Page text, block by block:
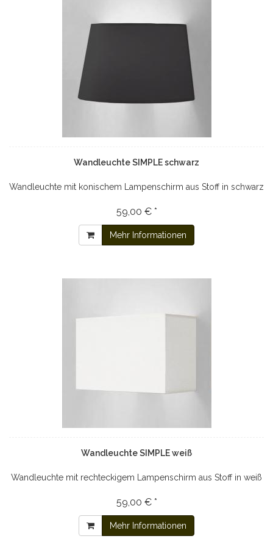
Wandleuchte SIMPLE schwarz
Wandleuchte mit konischem Lampenschirm aus Stoff in schwarz
59,00 € *
Mehr Informationen
Wandleuchte SIMPLE weiß
Wandleuchte mit rechteckigem Lampenschirm aus Stoff in weiß
59,00 € *
Mehr Informationen